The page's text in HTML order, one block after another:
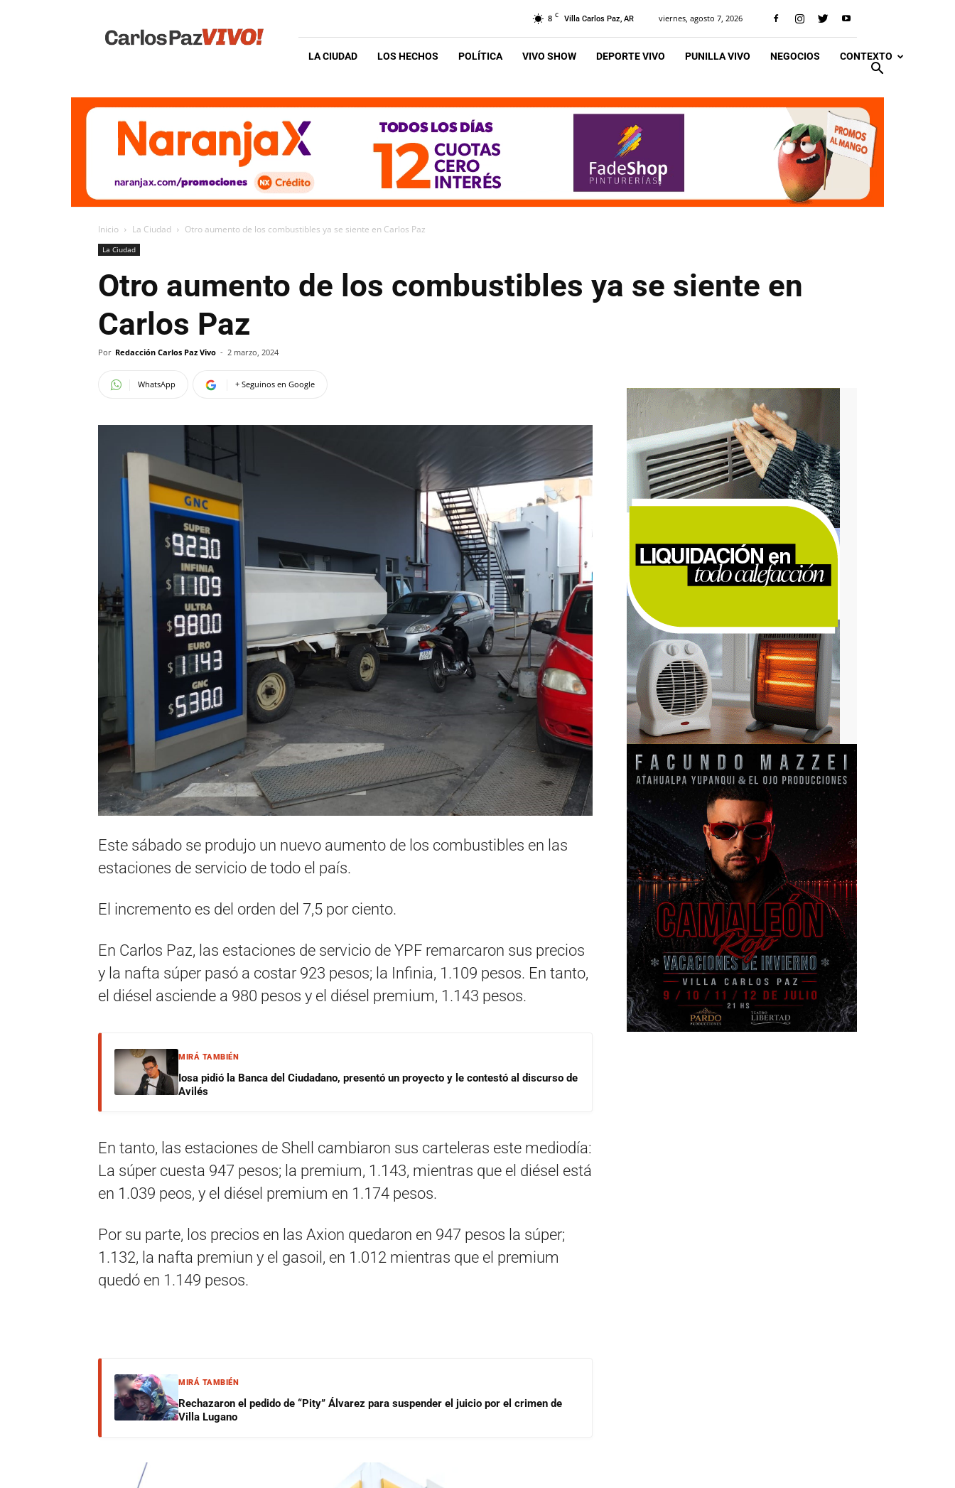
Vivo
8 C Villa Carlos Paz, AR viernes, agosto 7, 2026
LA CIUDAD LOS HECHOS POLÍTICA VIVO SHOW DEPORTE VIVO PUNILLA VIVO NEGOCIOS CONTEXTO
Inicio La Ciudad Otro aumento de los combustibles ya se siente en Carlos Paz
La Ciudad
Otro aumento de los combustibles ya se siente en
Carlos Paz
Por Redacción Carlos Paz Vivo - 2 marzo, 2024
WhatsApp + Seguinos en Google
Este sábado se produjo un nuevo aumento de los combustibles en las
estaciones de servicio de todo el país.
El incremento es del orden del 7,5 por ciento.
En Carlos Paz, las estaciones de servicio de YPF remarcaron sus precios
y la nafta súper pasó a costar 923 pesos; la Infinia, 1.109 pesos. En tanto,
el diésel asciende a 980 pesos y el diésel premium, 1.143 pesos.
MIRÁ TAMBIÉN
Iosa pidió la Banca del Ciudadano, presentó un proyecto y le contestó al discurso de
Avilés
En tanto, las estaciones de Shell cambiaron sus carteleras este mediodía:
La súper cuesta 947 pesos; la premium, 1.143, mientras que el diésel está
en 1.039 peos, y el diésel premium en 1.174 pesos.
Por su parte, los precios en las Axion quedaron en 947 pesos la súper;
1.132, la nafta premiun y el gasoil, en 1.012 mientras que el premium
quedó en 1.149 pesos.
MIRÁ TAMBIÉN
Rechazaron el pedido de “Pity” Álvarez para suspender el juicio por el crimen de
Villa Lugano